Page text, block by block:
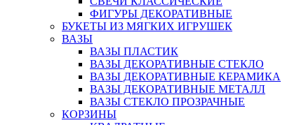
ФИГУРЫ ДЕКОРАТИВНЫЕ
БУКЕТЫ ИЗ МЯГКИХ ИГРУШЕК
ВАЗЫ
ВАЗЫ ПЛАСТИК
ВАЗЫ ДЕКОРАТИВНЫЕ СТЕКЛО
ВАЗЫ ДЕКОРАТИВНЫЕ КЕРАМИКА
ВАЗЫ ДЕКОРАТИВНЫЕ МЕТАЛЛ
ВАЗЫ СТЕКЛО ПРОЗРАЧНЫЕ
КОРЗИНЫ